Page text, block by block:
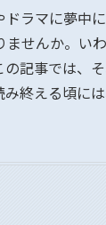
ドラマに夢中
ませんか。い
の記事では、
終える頃に